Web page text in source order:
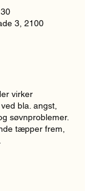
3, 2100
virker
bla. angst,
søvnproblemer.
tæpper frem,